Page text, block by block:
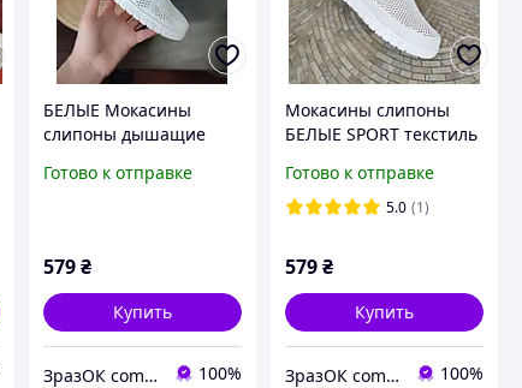
БЕЛЫЕ Мокасины
слипоны дышащие
кроссовки унисекс
Готово к отправке
579 ₴
Купить
ЗразОК com.ua 100%
Мокасины слипоны
БЕЛЫЕ SPORT текстиль
женские унисекс
Готово к отправке
5.0 (1)
579₴
Купить
ЗразОК com.ua 100%